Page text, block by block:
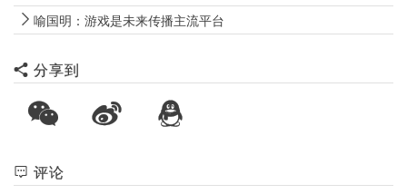
喻国明：游戏是未来传播主流平台
分享到
评论